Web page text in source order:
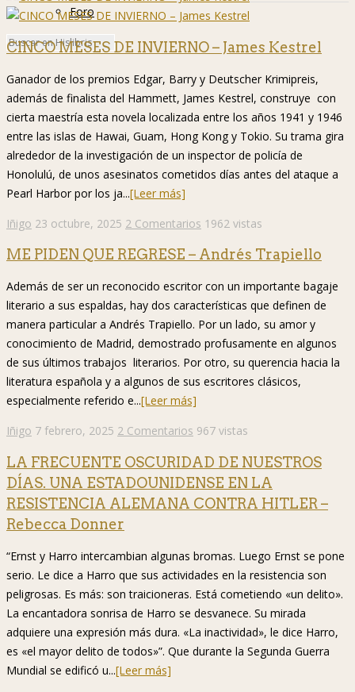
Foro
CINCO MESES DE INVIERNO – James Kestrel
Ganador de los premios Edgar, Barry y Deutscher Krimipreis,
además de finalista del Hammett, James Kestrel, construye con
cierta maestría esta novela localizada entre los años 1941 y 1946
entre las islas de Hawai, Guam, Hong Kong y Tokio. Su trama gira
alrededor de la investigación de un inspector de policía de
Honolulú, de unos asesinatos cometidos días antes del ataque a
Pearl Harbor por los ja...[Leer más]
Iñigo 23 octubre, 2025 2 Comentarios 1962 vistas
ME PIDEN QUE REGRESE – Andrés Trapiello
Además de ser un reconocido escritor con un importante bagaje
literario a sus espaldas, hay dos características que definen de
manera particular a Andrés Trapiello. Por un lado, su amor y
conocimiento de Madrid, demostrado profusamente en algunos
de sus últimos trabajos literarios. Por otro, su querencia hacia la
literatura española y a algunos de sus escritores clásicos,
especialmente referido e...[Leer más]
Iñigo 7 febrero, 2025 2 Comentarios 967 vistas
LA FRECUENTE OSCURIDAD DE NUESTROS
DÍAS. UNA ESTADOUNIDENSE EN LA
RESISTENCIA ALEMANA CONTRA HITLER –
Rebecca Donner
“Ernst y Harro intercambian algunas bromas. Luego Ernst se pone
serio. Le dice a Harro que sus actividades en la resistencia son
peligrosas. Es más: son traicioneras. Está cometiendo «un delito».
La encantadora sonrisa de Harro se desvanece. Su mirada
adquiere una expresión más dura. «La inactividad», le dice Harro,
es «el mayor delito de todos»”. Que durante la Segunda Guerra
Mundial se edificó u...[Leer más]